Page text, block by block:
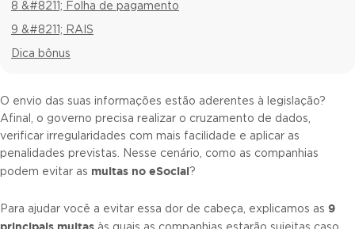
8 &#8211; Folha de pagamento
9 &#8211; RAIS
Dica bônus
O envio das suas informações estão aderentes à legislação?
Afinal, o governo precisa realizar o cruzamento de dados,
verificar irregularidades com mais facilidade e aplicar as
penalidades previstas. Nesse cenário, como as companhias
podem evitar as multas no eSocial?
Para ajudar você a evitar essa dor de cabeça, explicamos as 9